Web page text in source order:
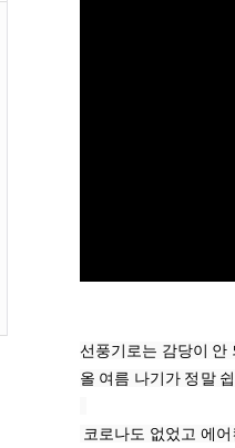
선풍기로는 감당이 안
올 여름 나기가 정말